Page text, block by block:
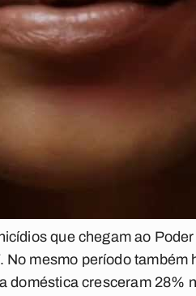
que chegam ao
No mesmo período
doméstica cresceram 28%